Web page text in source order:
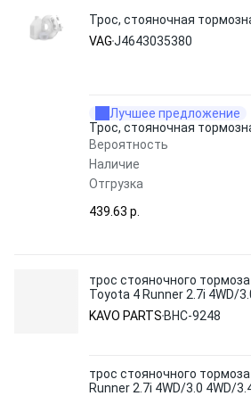
Трос, стояночная
VAGJ4643035380
Лучшее предложение
Трос, стояночная
Вероятность
Наличие
Отгрузка
439.63 p.
трос стояночного
Toyota 4 Runner 2.7i 4WD/
4WD/3.0TD 00-02
KAVO PARTS BHC-9248
трос стояночного
Runner 2.7i 4WD/3.0 4WD/